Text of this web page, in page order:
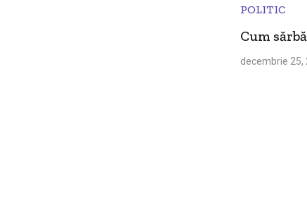
POLITIC
Cum
decembrie 25,